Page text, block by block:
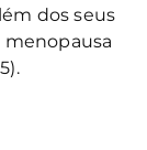
dos seus